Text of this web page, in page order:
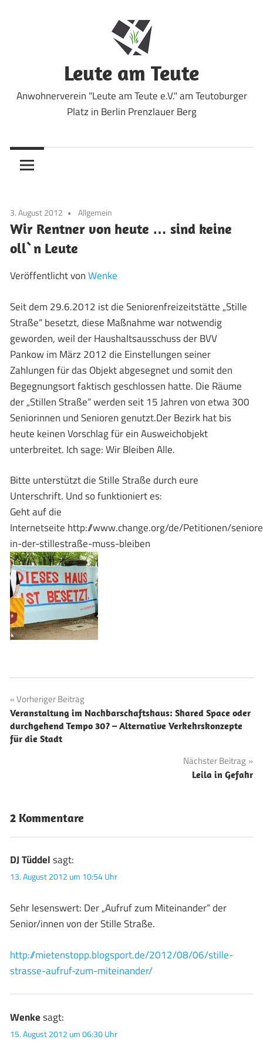
Leute am Teute
Anwohnerverein "Leute am Teute e.V." am Teutoburger
Platz in Berlin Prenzlauer Berg
3. August 2012 Allgemein
Wir Rentner von heute … sind keine
oll`n Leute
Veröffentlicht vonWenke
Seit dem 29.6.2012 ist die Seniorenfreizeitstätte „Stille
Straße“ besetzt, diese Maßnahme war notwendig
geworden, weil der Haushaltsausschuss der BVV
Pankow im März 2012 die Einstellungen seiner
Zahlungen für das Objekt abgesegnet und somit den
Begegnungsort faktisch geschlossen hatte. Die Räume
der „Stillen Straße“ werden seit 15 Jahren von etwa 300
Seniorinnen und Senioren genutzt.Der Bezirk hat bis
heute keinen Vorschlag für ein Ausweichobjekt
unterbreitet. Ich sage: Wir Bleiben Alle.
Bitte unterstützt die Stille Straße durch eure
Unterschrift. Und so funktioniert es:
Geht auf die
Internetseite http://www.change.org/de/Petitionen/
in-der-stillestraße-muss-bleiben
Beitragsnavigation
Vorheriger Beitrag
Veranstaltung im Nachbarschaftshaus: Shared Space oder
durchgehend Tempo 30? – Alternative Verkehrskonzepte
für die Stadt
Nächster Beitrag
Leila in Gefahr
2 Kommentare
DJ Tüddelsagt:
13. August 2012 um 10:54 Uhr
Sehr lesenswert: Der „Aufruf zum Miteinander“ der
Senior/innen von der Stille Straße.
http://mietenstopp.blogsport.de/2012/08/06/stille-
strasse-aufruf-zum-miteinander/
Wenkesagt:
15. August 2012 um 06:30 Uhr